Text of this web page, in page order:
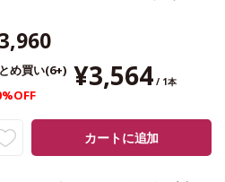
め買い(6+) ¥3,564/ 1本
カートに追加